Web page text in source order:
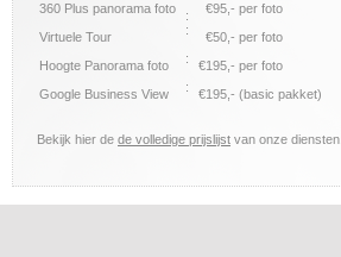
360 Plus panorama foto
Virtuele Tour
Hoogte Panorama foto
Google Business View
:
:
:
:
€95,- per foto
€50,- per foto
€195,- per foto
€195,- (basic pakket)
Bekijk hier de de volledige prijslijst van onze diensten.